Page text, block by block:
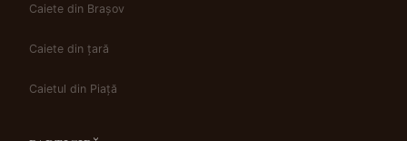
Caiete din Brașov
Caiete din țară
Caietul din Piață